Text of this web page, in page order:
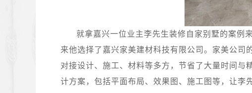
就拿嘉兴一位业主李先生装修自家别墅的案例
来他选择了嘉兴家美建材科技有限公司。家美公司
对接设计、施工、材料等多方，节省了大量时间
计方案，包括平面布局、效果图、施工图等，让李